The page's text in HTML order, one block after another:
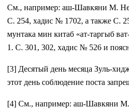
См., например: аш-Шавкяни М.
С. 254, хадис № 1702, а также С.
мунтака мин китаб «ат-таргыб
1. С. 301, 302, хадис № 526 и
[3] Десятый день месяца Зуль-
этот день соблюдение поста
[4] См., например: аш-Шавкяни М.